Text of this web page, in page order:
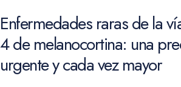
Enfermedades raras de la
4 de melanocortina: una
urgente y cada vez mayor